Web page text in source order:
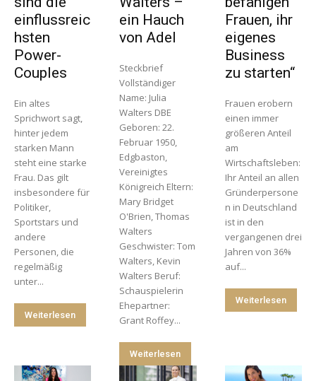
einflussreic
hsten
Power-
Couples
Ein altes
Sprichwort sagt,
hinter jedem
starken Mann
steht eine starke
Frau. Das gilt
insbesondere für
Politiker,
Sportstars und
andere
Personen, die
regelmäßig
unter...
Weiterlesen
ein Hauch
von Adel
Steckbrief
Vollständiger
Name: Julia
Walters DBE
Geboren: 22.
Februar 1950,
Edgbaston,
Vereinigtes
Königreich Eltern:
Mary Bridget
O'Brien, Thomas
Walters
Geschwister: Tom
Walters, Kevin
Walters Beruf:
Schauspielerin
Ehepartner:
Grant Roffey...
Weiterlesen
Frauen, ihr
eigenes
Business
zu starten“
Frauen erobern
einen immer
größeren Anteil
am
Wirtschaftsleben:
Ihr Anteil an allen
Gründerpersone
n in Deutschland
ist in den
vergangenen drei
Jahren von 36%
auf...
Weiterlesen